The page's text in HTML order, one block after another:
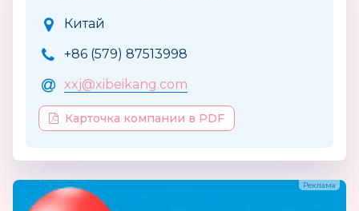
Китай
+86 (579) 87513998
xxj@xibeikang.com
Карточка компании в PDF